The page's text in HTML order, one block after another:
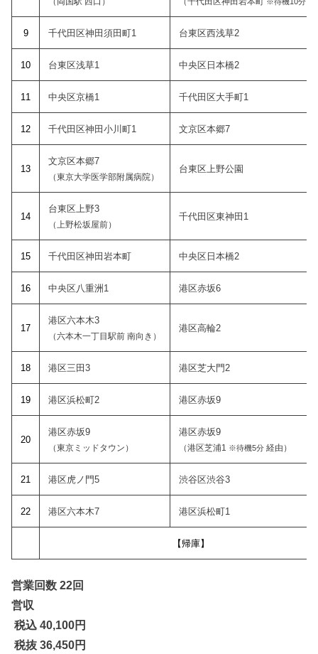
9 千代田区神田須田町1 台東区西浅草2
10 台東区浅草1 中央区日本橋2
11 中央区京橋1 千代田区大手町1
12 千代田区神田小川町1 文京区本郷7
13
文京区本郷7
（東京大学医学部附属病院）
台東区上野公園
14
台東区上野3
（上野松坂屋前）
千代田区東神田1
15 千代田区神田岩本町 中央区日本橋2
16 中央区八重洲1 港区赤坂6
17
港区六本木3
（六本木一丁目駅前 南向き）
港区高輪2
18 港区三田3 港区芝大門2
19 港区浜松町2 港区赤坂9
20
港区赤坂9
（東京ミッドタウン）
港区赤坂9
（港区芝浦1 ※待機5分経由）
21 港区虎ノ門5 渋谷区渋谷3
22 港区六本木7 港区浜松町1
【帰庫】
営業回数 22回
営収
税込 40,100円
税抜 36,450円